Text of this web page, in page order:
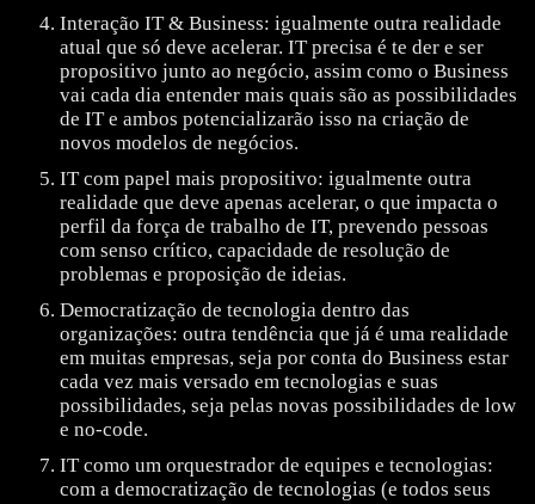
Interação IT & Business: igualmente outra realidade
atual que só deve acelerar. IT precisa é te der e ser
propositivo junto ao negócio, assim como o Business
vai cada dia entender mais quais são as possibilidades
de IT e ambos potencializarão isso na criação de
novos modelos de negócios.
IT com papel mais propositivo: igualmente outra
realidade que deve apenas acelerar, o que impacta o
perfil da força de trabalho de IT, prevendo pessoas
com senso crítico, capacidade de resolução de
problemas e proposição de ideias.
Democratização de tecnologia dentro das
organizações: outra tendência que já é uma realidade
em muitas empresas, seja por conta do Business estar
cada vez mais versado em tecnologias e suas
possibilidades, seja pelas novas possibilidades de low
e no-code.
IT como um orquestrador de equipes e tecnologias:
com a democratização de tecnologias (e todos seus